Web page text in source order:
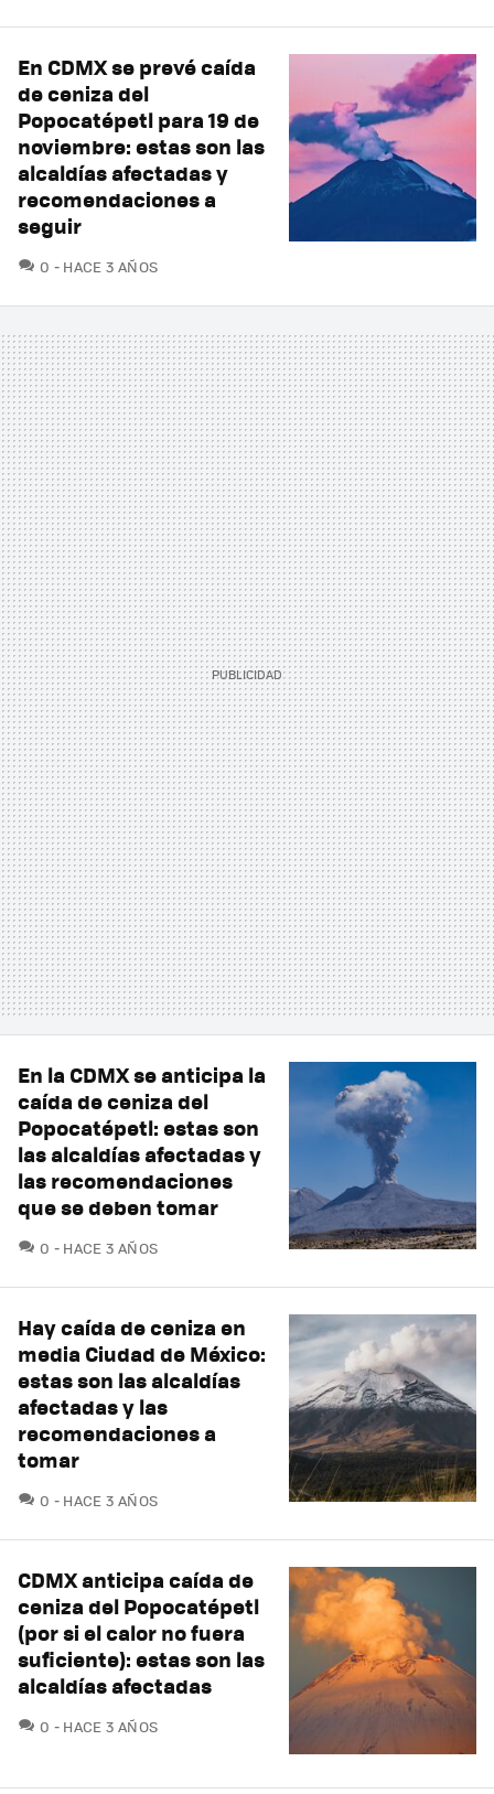
En CDMX se prevé caída
de ceniza del
Popocatépetl para 19 de
noviembre: estas son las
alcaldías afectadas y
recomendaciones a
seguir
0 COMENTARIOS
HACE 3 AÑOS
En la CDMX se anticipa la
caída de ceniza del
Popocatépetl: estas son
las alcaldías afectadas y
las recomendaciones
que se deben tomar
0 COMENTARIOS
HACE 3 AÑOS
Hay caída de ceniza en
media Ciudad de México:
estas son las alcaldías
afectadas y las
recomendaciones a
tomar
0 COMENTARIOS
HACE 3 AÑOS
CDMX anticipa caída de
ceniza del Popocatépetl
(por si el calor no fuera
suficiente): estas son las
alcaldías afectadas
0 COMENTARIOS
HACE 3 AÑOS